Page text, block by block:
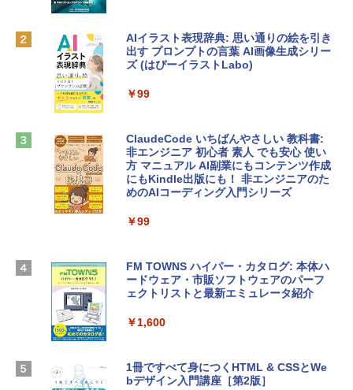
￥137,800
tomtoc 360°保護 15.6 16インチ パソコ
￥2,952
Apple 2026 MacBook Air M5チップ搭載
igence、13.6インチLiquid Retinaディ
ームカメラ、日本語キーボード、Touch I
D - スカイブルー
ン 15-fd 15.6インチ 16GBメモリ 512GB
SSD インテル Core 5
Robloxギフトカード - 800 Robux 【限
定バーチャルアイテムを含む】 【オンラ
インゲームコード】 ロブロックス | オン
Microsoft Office Home & Business 202
4(最新 永続版)|オンラインコード版|Wind
ows11、10/mac対応|PC2台
定バーチャルアイテムを含む】 【オンラ
インゲームコード】 ロブロックス | オン
ラインコード版
￥3,200
Robloxギフトカード - 1000 Robux 【限
定バーチャルアイテムを含む】 【オンラ
AIイラスト表現辞典: 思い通りの絵を引き
出す プロンプトの言葉 AI画像生成シリー
ズ (はぴーイラストLabo)
￥99
ClaudeCode いちばんやさしい 教科書:
非エンジニア 初心者 素人 でも安心 使い
方 マニュアル AI副業にもコンテンツ作成
にもKindle出版にも！ 非エンジニアのた
めのAIコーディング入門シリーズ
￥99
FM TOWNS ハイパー・カタログ: 本体ハ
ードウェア・市販ソフトウェアのパーフ
ェクトリストと最新エミュレータ紹介
￥1,600
1冊ですべて身につくHTML & CSSとWe
bデザイン入門講座［第2版］